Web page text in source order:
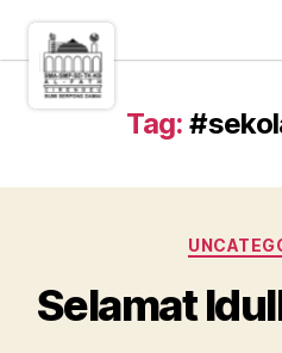
Tag:
Selamat